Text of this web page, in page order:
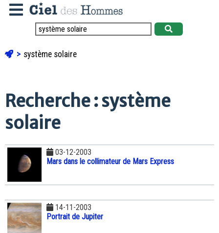
système solaire
Recherche : système
solaire
03-12-2003
Mars dans le collimateur de Mars Express
14-11-2003
Portrait de Jupiter